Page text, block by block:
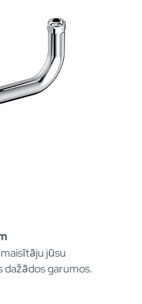
jūsu
dažādos garumos.